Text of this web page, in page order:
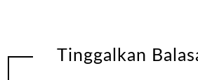
Tinggalkan